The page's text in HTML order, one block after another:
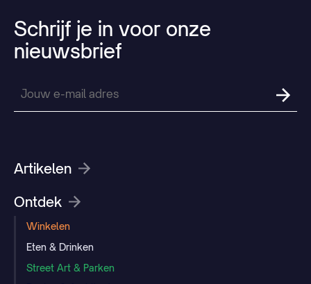
Schrijf je in voor onze
nieuwsbrief
Artikelen
Ontdek
Winkelen
Eten & Drinken
Street Art & Parken